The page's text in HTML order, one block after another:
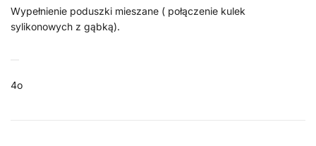
Wypełnienie poduszki mieszane ( połączenie kulek
sylikonowych z gąbką).
4o